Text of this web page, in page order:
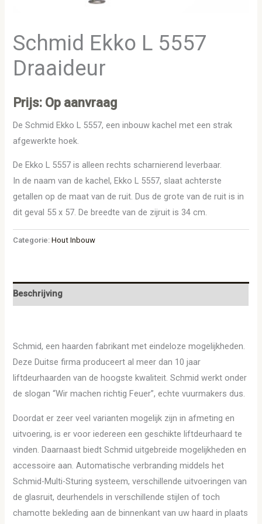
Schmid Ekko L 5557
Draaideur
Prijs: Op aanvraag
De Schmid Ekko L 5557, een inbouw kachel met een strak
afgewerkte hoek.
De Ekko L 5557 is alleen rechts scharnierend leverbaar.
In de naam van de kachel, Ekko L 5557, slaat achterste
getallen op de maat van de ruit. Dus de grote van de ruit is in
dit geval 55 x 57. De breedte van de zijruit is 34 cm.
Categorie:Hout Inbouw
Beschrijving
Schmid, een haarden fabrikant met eindeloze mogelijkheden.
Deze Duitse firma produceert al meer dan 10 jaar
liftdeurhaarden van de hoogste kwaliteit. Schmid werkt onder
de slogan “Wir machen richtig Feuer”, echte vuurmakers dus.
Doordat er zeer veel varianten mogelijk zijn in afmeting en
uitvoering, is er voor iedereen een geschikte liftdeurhaard te
vinden. Daarnaast biedt Schmid uitgebreide mogelijkheden en
accessoire aan. Automatische verbranding middels het
Schmid-Multi-Sturing systeem, verschillende uitvoeringen van
de glasruit, deurhendels in verschillende stijlen of toch
chamotte bekleding aan de binnenkant van uw haard in plaats